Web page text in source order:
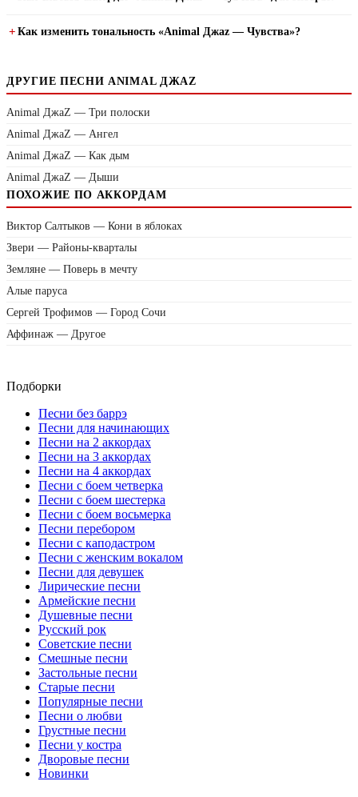
Как изменить тональность «Animal Джаz — Чувства»?
ДРУГИЕ ПЕСНИ ANIMAL ДЖАZ
Animal ДжаZ — Три полоски
Animal ДжаZ — Ангел
Animal ДжаZ — Как дым
Animal ДжаZ — Дыши
ПОХОЖИЕ ПО АККОРДАМ
Виктор Салтыков — Кони в яблоках
Звери — Районы-кварталы
Земляне — Поверь в мечту
Алые паруса
Сергей Трофимов — Город Сочи
Аффинаж — Другое
Подборки
Песни без баррэ
Песни для начинающих
Песни на 2 аккордах
Песни на 3 аккордах
Песни на 4 аккордах
Песни с боем четверка
Песни с боем шестерка
Песни с боем восьмерка
Песни перебором
Песни с каподастром
Песни с женским вокалом
Песни для девушек
Лирические песни
Армейские песни
Душевные песни
Русский рок
Советские песни
Смешные песни
Застольные песни
Старые песни
Популярные песни
Песни о любви
Грустные песни
Песни у костра
Дворовые песни
Новинки